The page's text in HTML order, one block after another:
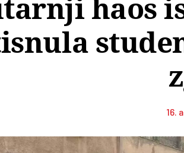
haos
16.